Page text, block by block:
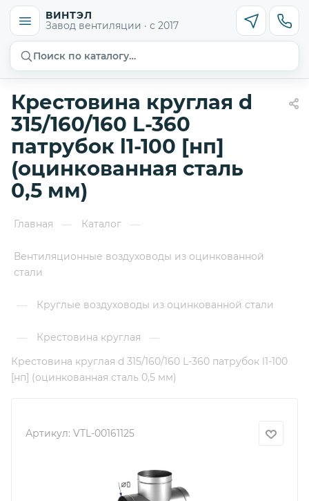
ВИНТЭЛ
Завод вентиляции · с 2017
Поиск по каталогу…
Крестовина круглая d
315/160/160 L-360
патрубок l1-100 [нп]
(оцинкованная сталь
0,5 мм)
Главная — Каталог —
Вентиляционные воздуховоды из оцинкованной
стали
— Круглые воздуховоды из оцинкованной стали
— Крестовина круглая
—
Крестовина круглая d 315/160/160 L-360 патрубок l1-100
[нп] (оцинкованная сталь 0,5 мм)
Артикул: VTL-00161125